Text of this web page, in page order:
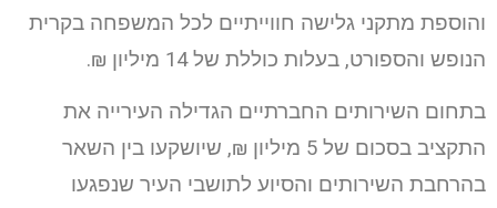
והוספת מתקני גלישה חווייתיים לכל המשפחה בקרית
הנופש והספורט, בעלות כוללת של 14 מיליון ₪.
בתחום השירותים החברתיים הגדילה העירייה את
התקציב בסכום של 5 מיליון ₪, שיושקעו בין השאר
בהרחבת השירותים והסיוע לתושבי העיר שנפגעו